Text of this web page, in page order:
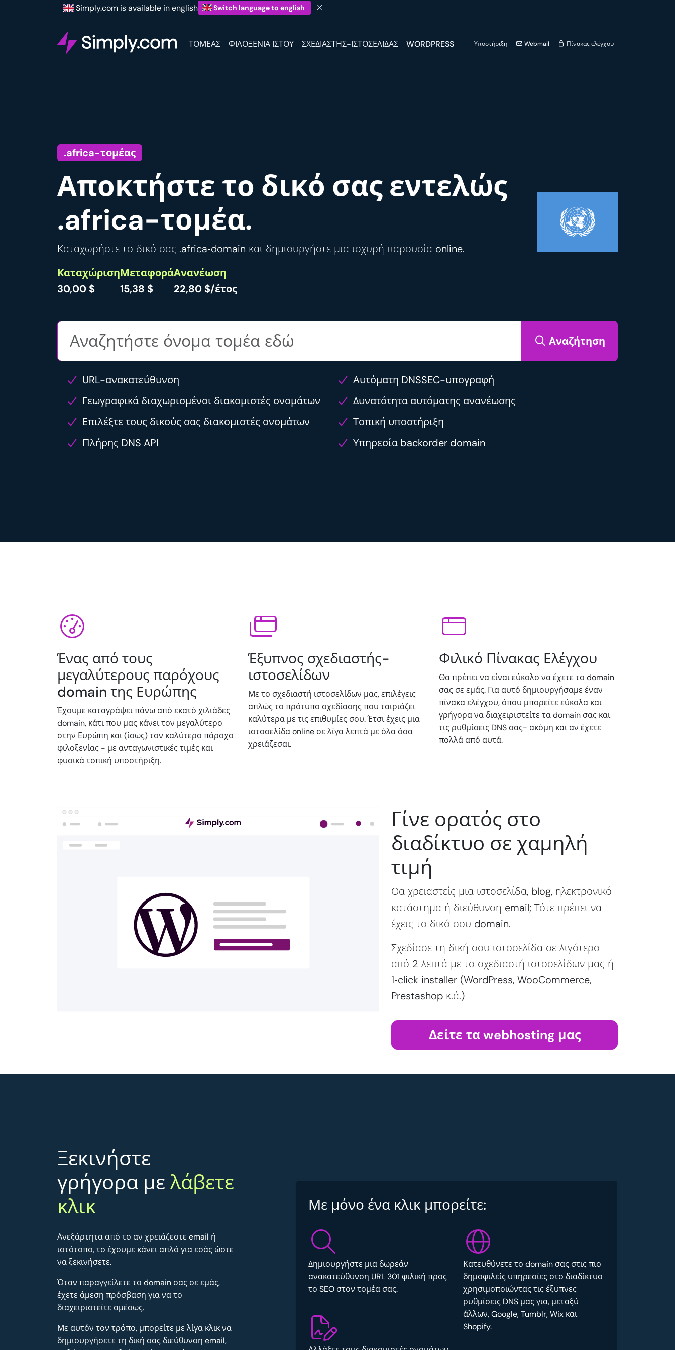
Simply.com is available in english Switch language to english
ΤΟΜΈΑΣ ΦΙΛΟΞΕΝΊΑ ΙΣΤΟΎ ΣΧΕΔΙΑΣΤΉΣ-ΙΣΤΟΣΕΛΊΔΑΣ WORDPRESS Υποστήριξη Webmail Πίνακας ελέγχου
.africa-τομέας
Αποκτήστε το δικό σας εντελώς
.africa-τομέα.
Καταχωρήστε το δικό σας .africa‑domain και δημιουργήστε μια ισχυρή παρουσία online.
Καταχώριση
30,00 $
Μεταφορά
15,38 $
Ανανέωση
22,80 $/έτος
Αναζήτηση
URL-ανακατεύθυνση
Αυτόματη DNSSEC-υπογραφή
Γεωγραφικά διαχωρισμένοι διακομιστές ονομάτων
Δυνατότητα αυτόματης ανανέωσης
Επιλέξτε τους δικούς σας διακομιστές ονομάτων
Τοπική υποστήριξη
Πλήρης DNS API
Υπηρεσία backorder domain
Ένας από τους
μεγαλύτερους παρόχους
domain της Ευρώπης
Έχουμε καταγράψει πάνω από εκατό χιλιάδες
domain, κάτι που μας κάνει τον μεγαλύτερο
στην Ευρώπη και (ίσως) τον καλύτερο πάροχο
φιλοξενίας - με ανταγωνιστικές τιμές και
φυσικά τοπική υποστήριξη.
Έξυπνος σχεδιαστής-
ιστοσελίδων
Με το σχεδιαστή ιστοσελίδων μας, επιλέγεις
απλώς το πρότυπο σχεδίασης που ταιριάζει
καλύτερα με τις επιθυμίες σου. Έτσι έχεις μια
ιστοσελίδα online σε λίγα λεπτά με όλα όσα
χρειάζεσαι.
Φιλικό Πίνακας Ελέγχου
Θα πρέπει να είναι εύκολο να έχετε το domain
σας σε εμάς. Για αυτό δημιουργήσαμε έναν
πίνακα ελέγχου, όπου μπορείτε εύκολα και
γρήγορα να διαχειριστείτε τα domain σας και
τις ρυθμίσεις DNS σας- ακόμη και αν έχετε
πολλά από αυτά.
Γίνε ορατός στο
διαδίκτυο σε χαμηλή
τιμή
Θα χρειαστείς μια ιστοσελίδα, blog, ηλεκτρονικό
κατάστημα ή διεύθυνση email; Τότε πρέπει να
έχεις το δικό σου domain.
Σχεδίασε τη δική σου ιστοσελίδα σε λιγότερο
από 2 λεπτά με το σχεδιαστή ιστοσελίδων μας ή
1‑click installer (WordPress, WooCommerce,
Prestashop κ.ά.)
Δείτε τα webhosting μας
Ξεκινήστε
γρήγορα με λάβετε
κλικ
Ανεξάρτητα από το αν χρειάζεστε email ή
ιστότοπο, το έχουμε κάνει απλό για εσάς ώστε
να ξεκινήσετε.
Όταν παραγγείλετε το domain σας σε εμάς,
έχετε άμεση πρόσβαση για να το
διαχειριστείτε αμέσως.
Με αυτόν τον τρόπο, μπορείτε με λίγα κλικ να
δημιουργήσετε τη δική σας διεύθυνση email,
Με μόνο ένα κλικ μπορείτε:
Δημιουργήστε μια δωρεάν
ανακατεύθυνση URL 301 φιλική προς
το SEO στον τομέα σας.
Κατευθύνετε το domain σας στις πιο
δημοφιλείς υπηρεσίες στο διαδίκτυο
χρησιμοποιώντας τις έξυπνες
ρυθμίσεις DNS μας για, μεταξύ
άλλων, Google, Tumblr, Wix και
Shopify.